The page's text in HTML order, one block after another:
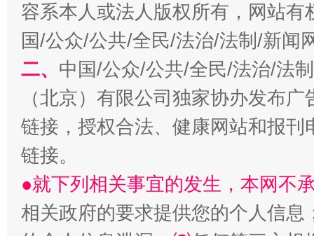
习近平的博鳌关键词
魏明亮
“刷贴”乱象丛生
容系本人或法人版权所有，网站
国/公众/公共/全民/法治/法制/新闻
二、 中国/公众/公共/全民/法治/法
（北京）有限公司独家协办发布
链接，授权合法、健康网站和报
链接。
●就下列相关事宜的发生，本网不
相关政府的要求提供您的个人信息